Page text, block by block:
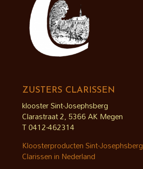
ZUSTERS CLARISSEN
klooster Sint-Josephsberg
Clarastraat 2, 5366 AK Megen
T 0412-462314
Kloosterproducten Sint-Josephsberg
Clarissen in Nederland